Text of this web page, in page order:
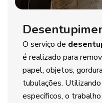
O serviço de
é realizado para
papel, objetos,
tubulações.
específicos, o